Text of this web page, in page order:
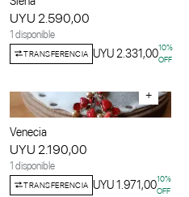
UYU 2.590,00
1 disponible
TRANSFERENCIA UYU 2.331,0010%
OFF
+
Venecia
UYU 2.190,00
1 disponible
TRANSFERENCIA UYU 1.971,0010%
OFF